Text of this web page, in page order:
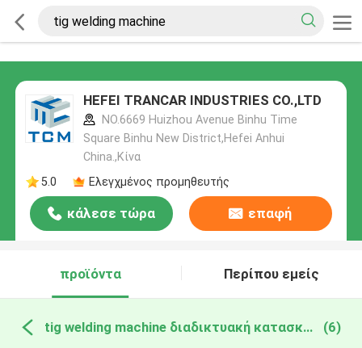
HEFEI TRANCAR INDUSTRIES CO.,LTD
NO.6669 Huizhou Avenue Binhu Time
Square Binhu New District,Hefei Anhui
China.,Κίνα
5.0
Ελεγχμένος προμηθευτής
κάλεσε τώρα επαφή
προϊόντα Περίπου εμείς
tig welding machine διαδικτυακή κατασκευή (6)